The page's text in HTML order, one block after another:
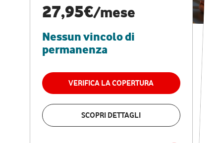
27,95€/mese
Nessun vincolo di
permanenza
VERIFICA LA COPERTURA
SCOPRI DETTAGLI
vantaggi speciali
RETE FISSA + VODAFONE CLUB
29,95€
permanenza
VERIFICA LA COPERTURA